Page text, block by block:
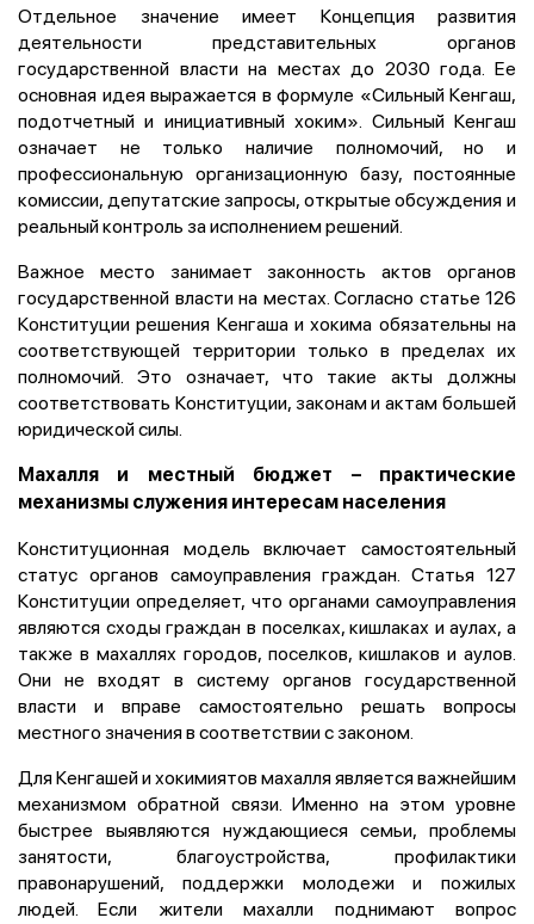
Отдельное значение имеет Концепция развития
деятельности представительных органов
государственной власти на местах до 2030 года. Ее
основная идея выражается в формуле «Сильный Кенгаш,
подотчетный и инициативный хоким». Сильный Кенгаш
означает не только наличие полномочий, но и
профессиональную организационную базу, постоянные
комиссии, депутатские запросы, открытые обсуждения и
реальный контроль за исполнением решений.
Важное место занимает законность актов органов
государственной власти на местах. Согласно статье 126
Конституции решения Кенгаша и хокима обязательны на
соответствующей территории только в пределах их
полномочий. Это означает, что такие акты должны
соответствовать Конституции, законам и актам большей
юридической силы.
Махалля и местный бюджет – практические
механизмы служения интересам населения
Конституционная модель включает самостоятельный
статус органов самоуправления граждан. Статья 127
Конституции определяет, что органами самоуправления
являются сходы граждан в поселках, кишлаках и аулах, а
также в махаллях городов, поселков, кишлаков и аулов.
Они не входят в систему органов государственной
власти и вправе самостоятельно решать вопросы
местного значения в соответствии с законом.
Для Кенгашей и хокимиятов махалля является важнейшим
механизмом обратной связи. Именно на этом уровне
быстрее выявляются нуждающиеся семьи, проблемы
занятости, благоустройства, профилактики
правонарушений, поддержки молодежи и пожилых
людей. Если жители махалли поднимают вопрос